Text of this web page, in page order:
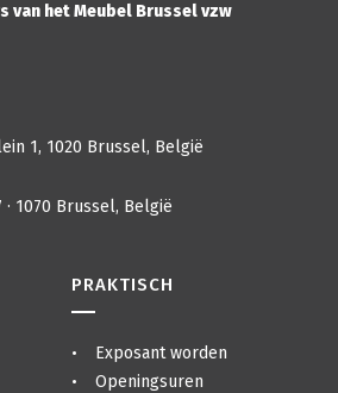
van het Meubel Brussel vzw
1, 1020 Brussel, België
1070 Brussel, België
PRAKTISCH
Exposant worden
Openingsuren